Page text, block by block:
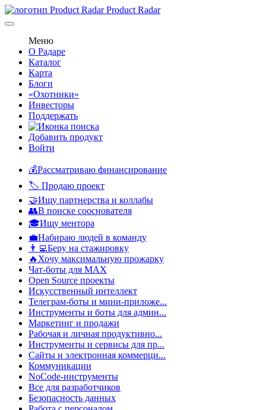
Product Radar
Меню
О Радаре
Каталог
Карта
Блоги
«Охотники»
Инвесторы
Поддержать
Добавить продукт
Войти
💰Рассматриваю финансирование
🏷️ Продаю проект
🤝Ищу партнерства и коллабы
👥В поиске сооснователя
🎓Ищу ментора
💼Набираю людей в команду
👨‍💻Беру на стажировку
🔥Хочу максимальную прожарку
Чат-боты для MAX
Open Source проекты
Искусственный интеллект
Телеграм-боты и мини-приложе...
Инструменты и боты для админ...
Маркетинг и продажи
Рабочая и личная продуктивно...
Инструменты и сервисы для пр...
Сайты и электронная коммерци...
Коммуникации
NoCode-инструменты
Все для разработчиков
Безопасность данных